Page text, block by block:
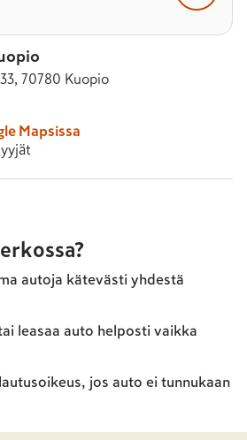
33, 70780 Kuopio
Mapsissa
autoja kätevästi yhdestä
leasaa auto helposti vaikka
jos auto ei tunnukaan